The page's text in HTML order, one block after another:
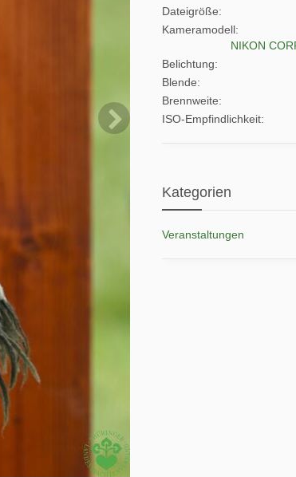
Dateigröße
Kameramodell
NIKON
Belichtung
Blende
Brennweite
ISO-Empfindlichkeit
Kategorien
Veranstaltungen